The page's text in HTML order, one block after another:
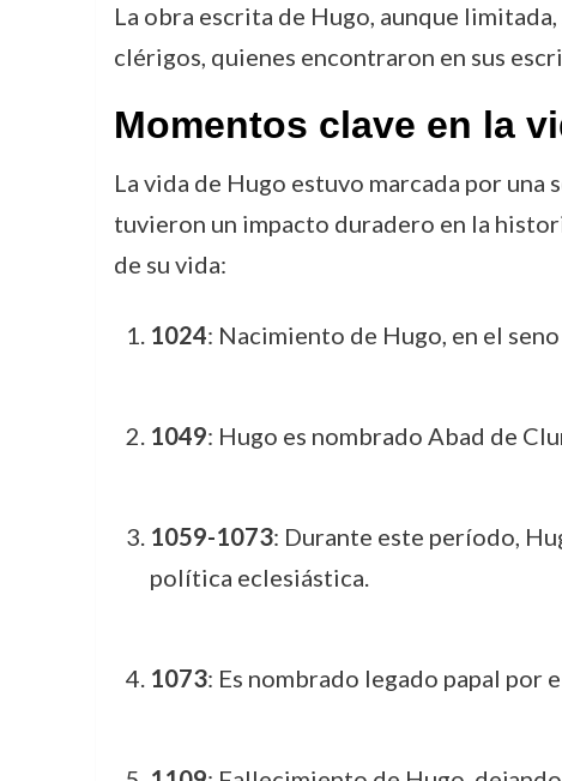
La obra escrita de Hugo, aunque
clérigos, quienes encontraron en sus
Momentos clave en la
La vida de Hugo estuvo marcada por
tuvieron un impacto duradero en la
de su vida:
1024: Nacimiento de Hugo, en el
1049: Hugo es nombrado Abad de
1059-1073: Durante este período,
política eclesiástica.
1073: Es nombrado legado papal por